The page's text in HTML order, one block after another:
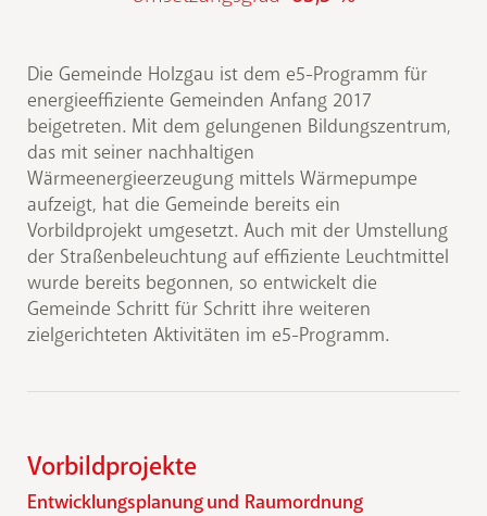
Die Gemeinde Holzgau ist dem e5-Programm für
energieeffiziente Gemeinden Anfang 2017
beigetreten. Mit dem gelungenen Bildungszentrum,
das mit seiner nachhaltigen
Wärmeenergieerzeugung mittels Wärmepumpe
aufzeigt, hat die Gemeinde bereits ein
Vorbildprojekt umgesetzt. Auch mit der Umstellung
der Straßenbeleuchtung auf effiziente Leuchtmittel
wurde bereits begonnen, so entwickelt die
Gemeinde Schritt für Schritt ihre weiteren
zielgerichteten Aktivitäten im e5-Programm.
Vorbildprojekte
Entwicklungsplanung und Raumordnung